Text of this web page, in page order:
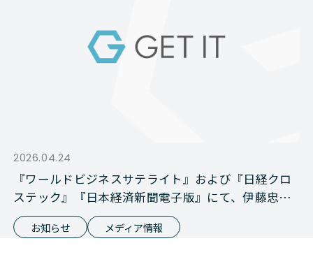
2026.04.24
『ワールドビジネスサテライト』および『日経クロ
ステック』『日本経済新聞電子版』にて、伊藤忠商
事との資本業務提携が報じられました
お知らせ メディア情報